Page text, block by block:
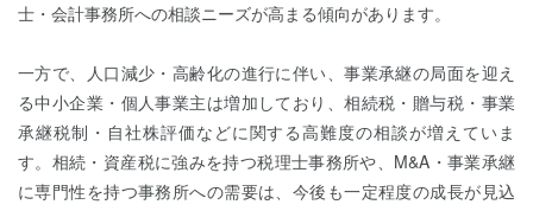
士・会計事務所への相談ニーズが高まる傾向があります。
一方で、人口減少・高齢化の進行に伴い、事業承継の局面を迎え
る中小企業・個人事業主は増加しており、相続税・贈与税・事業
承継税制・自社株評価などに関する高難度の相談が増えていま
す。相続・資産税に強みを持つ税理士事務所や、M&A・事業承継
に専門性を持つ事務所への需要は、今後も一定程度の成長が見込